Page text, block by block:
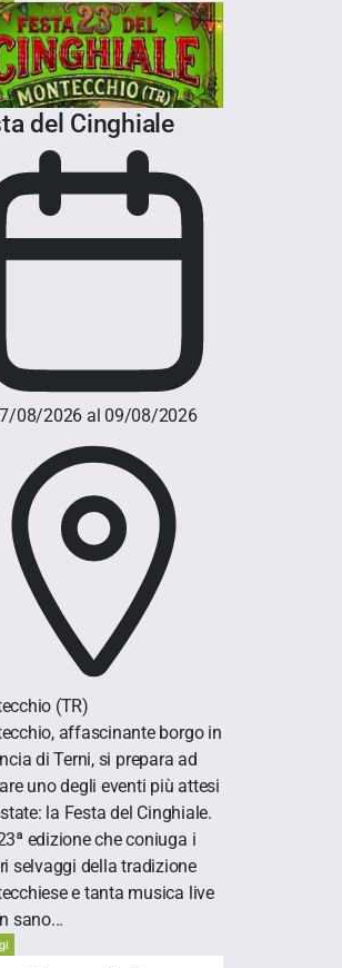
del Cinghiale
08/2026 al 09/08/2026
(TR)
affascinante borgo in
di Terni, si prepara ad
uno degli eventi più attesi
la Festa del Cinghiale.
edizione che coniuga i
selvaggi della tradizione
e tanta musica live
sano...